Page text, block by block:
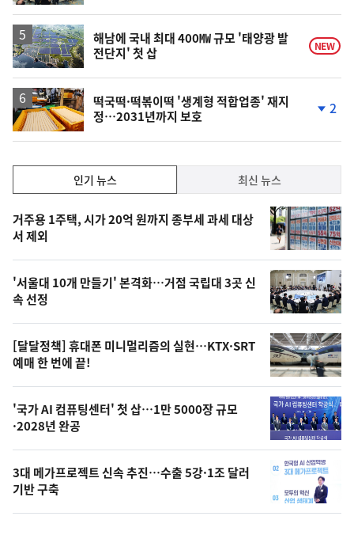
해남에 국내 최대 400㎿ 규모 '태양광 발
전단지' 첫 삽
NEW
떡국떡·떡볶이떡 '생계형 적합업종' 재지
정…2031년까지 보호
하
락
2
기,
최
신,
오
늘
의
영
상
오
의
사
진
인기 뉴스 최신 뉴스
기
뉴
스
거주용 1주택, 시가 20억 원까지 종부세 과세 대상
서 제외
'서울대 10개 만들기' 본격화…거점 국립대 3곳 신
속 선정
[달달정책] 휴대폰 미니멀리즘의 실현…KTX·SRT
예매 한 번에 끝!
'국가 AI 컴퓨팅센터' 첫 삽…1만 5000장 규모
·2028년 완공
3대 메가프로젝트 신속 추진…수출 5강·1조 달러
기반 구축